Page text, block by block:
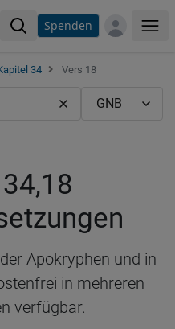
Spenden
34 Vers 18
Apokryphen und in
in mehreren
verfügbar.